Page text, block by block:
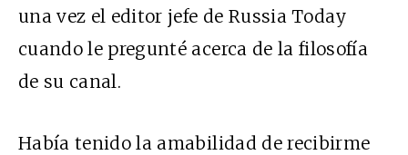
una vez el editor jefe de Russia Today
cuando le pregunté acerca de la filosofía
de su canal.
Había tenido la amabilidad de recibirme